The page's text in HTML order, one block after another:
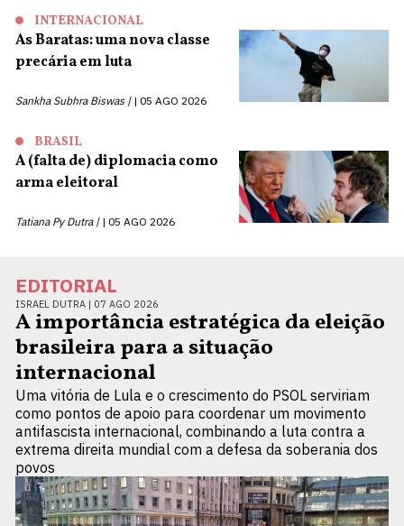
INTERNACIONAL
As Baratas: uma nova classe
precária em luta
Sankha Subhra Biswas | 05 AGO 2026
BRASIL
A (falta de) diplomacia como
arma eleitoral
Tatiana Py Dutra | 05 AGO 2026
EDITORIAL
ISRAEL DUTRA | 07 AGO 2026
A importância estratégica da eleição
brasileira para a situação
internacional
Uma vitória de Lula e o crescimento do PSOL serviriam
como pontos de apoio para coordenar um movimento
antifascista internacional, combinando a luta contra a
extrema direita mundial com a defesa da soberania dos
povos